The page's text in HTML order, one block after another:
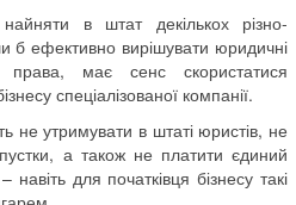
в штат декількох різно-
б ефективно вирішувати юридичні
має сенс скористатися
спеціалізованої компанії.
не утримувати в штаті юристів, не
а також не платити єдиний
для початківця бізнесу такі